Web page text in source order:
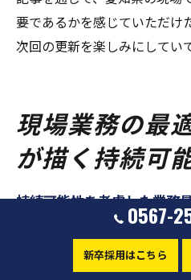
要であるかを感じていただけ
次回の更新を楽しみにしてい
現場業務の最
が描く持続可
持続可能性を考慮した業務
アプローチが進められていま
0567-
新卒採用はこちら